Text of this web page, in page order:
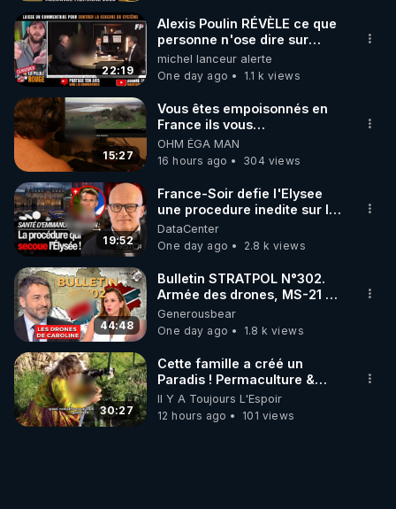
22:19
Alexis Poulin RÉVÈLE ce que
personne n'ose dire sur
l'Union européenne (C'est
explosif)
michel lanceur alerte
One day ago
1.1 k views
15:27
Vous êtes empoisonnés en
France ils vous
empoisonnent tranquille
OHM ÉGA MAN
16 hours ago
304 views
19:52
France-Soir defie l'Elysee
une procedure inedite sur la
sante du president - Nexus
DataCenter
One day ago
2.8 k views
44:48
Bulletin STRATPOL N°302.
Armée des drones, MS-21 en
série, missiles coréens.
07.08.2026.
Generousbear
One day ago
1.8 k views
30:27
Cette famille a créé un
Paradis ! Permaculture &
Autonomie
Il Y A Toujours L'Espoir
12 hours ago
101 views